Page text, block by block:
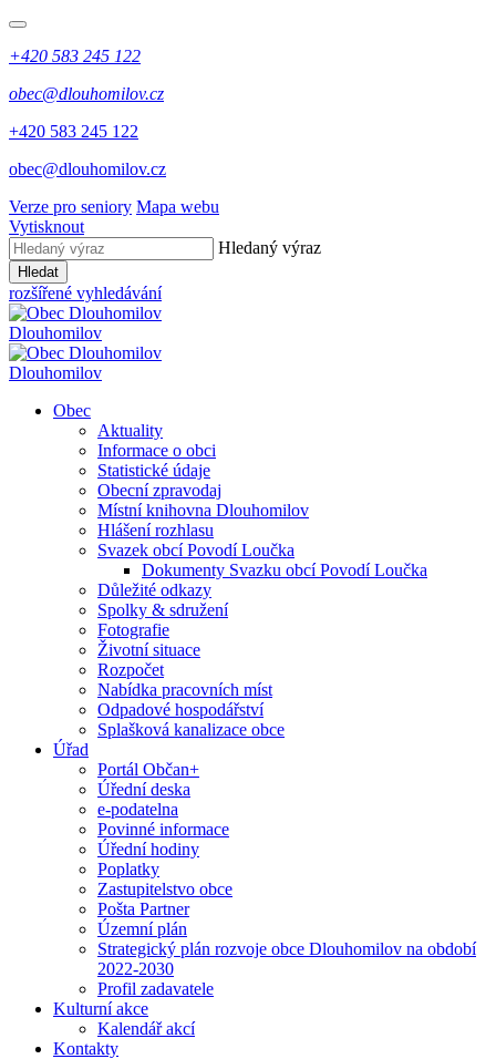
+420 583 245 122
obec@dlouhomilov.cz
+420 583 245 122
obec@dlouhomilov.cz
Verze pro seniory Mapa webu
Vytisknout
Hledaný výraz
Hledat
rozšířené vyhledávání
Dlouhomilov
Dlouhomilov
Obec
Aktuality
Informace o obci
Statistické údaje
Obecní zpravodaj
Místní knihovna Dlouhomilov
Hlášení rozhlasu
Svazek obcí Povodí Loučka
Dokumenty Svazku obcí Povodí Loučka
Důležité odkazy
Spolky & sdružení
Fotografie
Životní situace
Rozpočet
Nabídka pracovních míst
Odpadové hospodářství
Splašková kanalizace obce
Úřad
Portál Občan+
Úřední deska
e-podatelna
Povinné informace
Úřední hodiny
Poplatky
Zastupitelstvo obce
Pošta Partner
Územní plán
Strategický plán rozvoje obce Dlouhomilov na období
2022-2030
Profil zadavatele
Kulturní akce
Kalendář akcí
Kontakty